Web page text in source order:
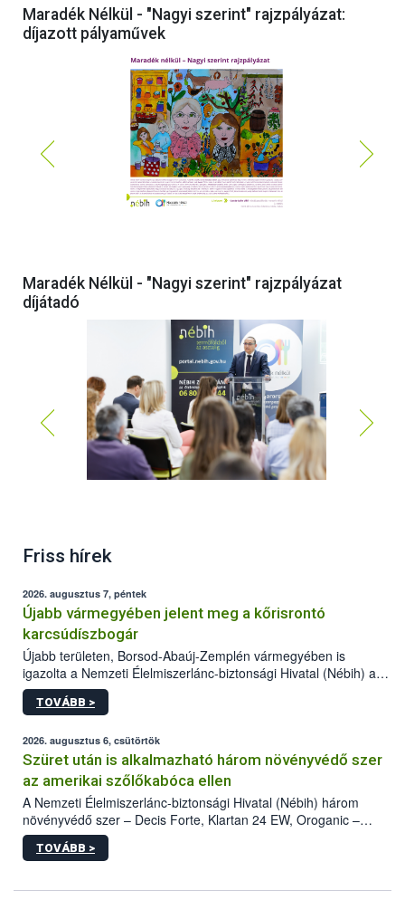
Maradék Nélkül - "Nagyi szerint" rajzpályázat:
díjazott pályaművek
Maradék Nélkül - "Nagyi szerint" rajzpályázat
díjátadó
Friss hírek
2026. augusztus 7, péntek
Újabb vármegyében jelent meg a kőrisrontó
karcsúdíszbogár
Újabb területen, Borsod-Abaúj-Zemplén vármegyében is
igazolta a Nemzeti Élelmiszerlánc-biztonsági Hivatal (Nébih) a
kőrisrontó karcsúdíszbogár (Agrilus planipennis) jelenlétét. A
kártevőt nem csak színcsapdában találták meg, de már fertőzött
az intenzív felderítést, emellett az intézkedéseket a szlovák
hatósággal is összehangolják a terjedés megállítása érdekében.
TOVÁBB >
2026. augusztus 6, csütörtök
Szüret után is alkalmazható három növényvédő szer
az amerikai szőlőkabóca ellen
A Nemzeti Élelmiszerlánc-biztonsági Hivatal (Nébih) három
növényvédő szer – Decis Forte, Klartan 24 EW, Oroganic –
engedélyokiratát módosította, így azok a szüretet követően,
egészen a vesszőérettség (BBCH 91) stádiumáig
érésű szőlőkben is legyen lehetőség a károsító elleni további
TOVÁBB >